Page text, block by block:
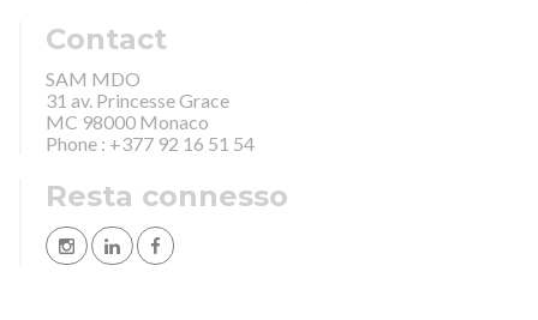
Contact
SAM MDO
31 av. Princesse Grace
MC 98000 Monaco
Phone : +377 92 16 51 54
Resta connesso